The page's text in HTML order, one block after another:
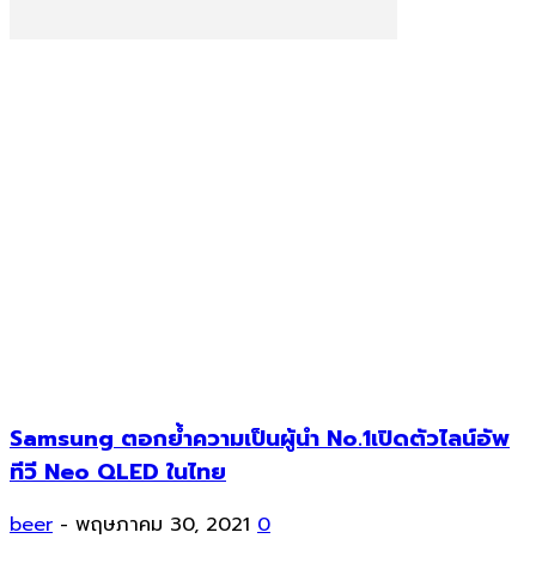
Samsung ตอกย้ำความเป็นผู้นำ No.1เปิดตัวไลน์อัพ
ทีวี Neo QLED ในไทย
beer - พฤษภาคม 30, 2021 0